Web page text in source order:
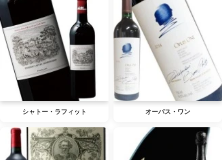
シャトー・ラフィット オーパス・ワン